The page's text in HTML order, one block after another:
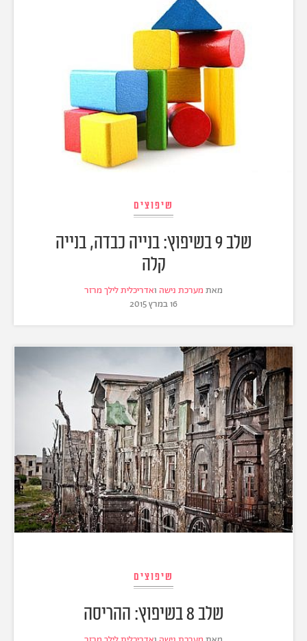
שיפוצים
שלב 9 בשיפוץ: בנייה כבדה, בנייה
קלה
מאת מערכת נישה ואדריכלית לילך מרזר
16 במרץ 2015
שיפוצים
שלב 8 בשיפוץ: ההריסה